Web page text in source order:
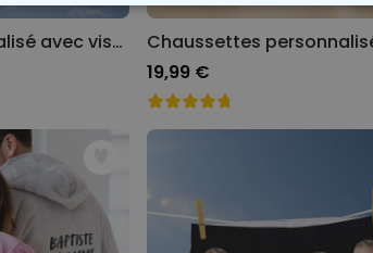
Caleçon personnalisé avec visage
19,99 €
PERFORMANCE COMMERCIALISATION